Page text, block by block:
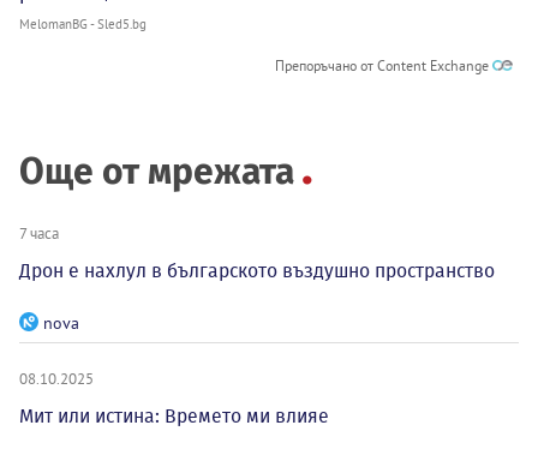
MelomanBG - Sled5.bg
Препоръчано от Content Exchange
Още от мрежата
7 часа
Дрон е нахлул в българското въздушно пространство
nova
08.10.2025
Мит или истина: Времето ми влияе